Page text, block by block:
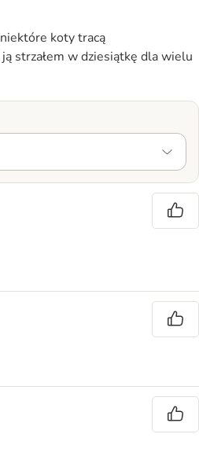
koty tracą
strzałem w dziesiątkę dla wielu